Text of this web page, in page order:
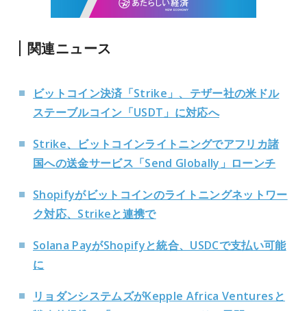
関連ニュース
ビットコイン決済「Strike」、テザー社の米ドル
ステーブルコイン「USDT」に対応へ
Strike、ビットコインライトニングでアフリカ諸
国への送金サービス「Send Globally」ローンチ
Shopifyがビットコインのライトニングネットワー
ク対応、Strikeと連携で
Solana PayがShopifyと統合、USDCで支払い可能
に
リョダンシステムズがKepple Africa Venturesと